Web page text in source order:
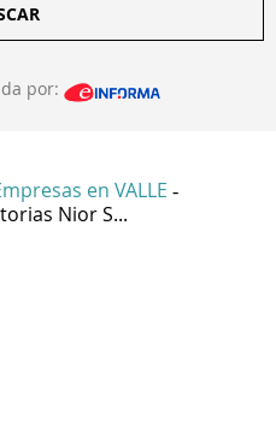
por:
en VALLE -
Nior S...